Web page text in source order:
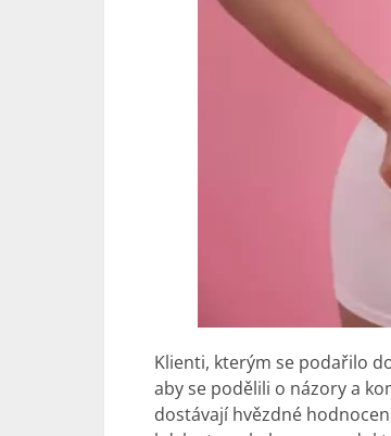
Klienti, kterým se podařilo
aby se podělili o názory a
dostávají hvězdné